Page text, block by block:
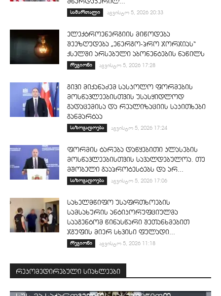
სამართალი აგვისტო 5, 2026 20:33
ელექტროენერგიის მიწოდება
შეეზღუდება „ენერგო-პრო ჯორჯიას“
ქსელში არსებული აბონენტების ნაწილს
რეგიონი აგვისტო 5, 2026 17:28
გივი მიქანაძემ სასკოლო ფორმების
მოსწავლეებისთვის უსასყიდლოდ
გადაცემისა და რეალიზაციის საკითხები
განმარტაა
საზოგადოება აგვისტო 5, 2026 17:24
ფორმის ტარება დაწყებითი კლასების
მოსწავლეებისთვის სავალდებულოა. თუ
მშობელი გააპროტესტებს და არ...
საზოგადოება აგვისტო 5, 2026 17:06
სახელმწიფო უსაფრთხოების
სამსახურის ანტიკორუფციულმა
სააგენტომ წინასწარი შეთანხმებით
ჯგუფის მიერ სხვისი ფულადი...
რეგიონი აგვისტო 5, 2026 11:18
რეკომედირებული სიახლეები